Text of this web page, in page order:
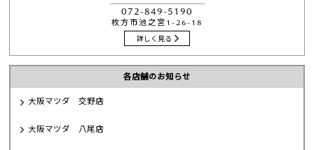
072-849-5190
枚方市池之宮1-26-18
詳しく見る
各店舗のお知らせ
大阪マツダ 交野店
大阪マツダ 八尾店